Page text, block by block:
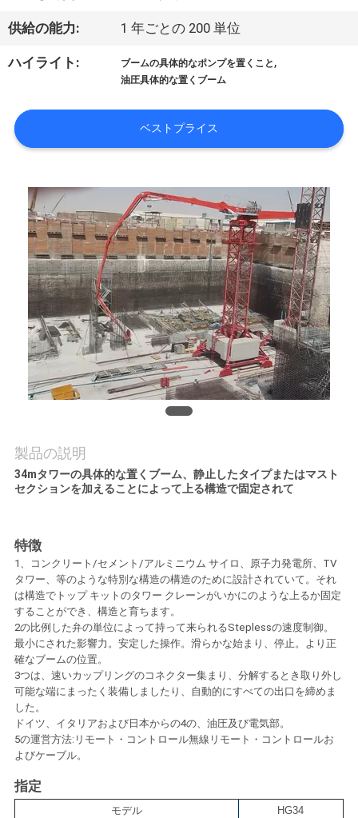
て
工
場
旅
に
連
し
な
さ
い
ニ
ュ
ー
ス
供給の能力: 1 年ごとの 200 単位
ハイライト: ブームの具体的なポンプを置くこと ,
油圧具体的な置くブーム
ベストプライス
製品の説明
34mタワーの具体的な置くブーム、静止したタイプまたはマスト
セクションを加えることによって上る構造で固定されて
特徴
1、コンクリート/セメント/アルミニウム サイロ、原子力発電所、TV
タワー、等のような特別な構造の構造のために設計されていて。それ
は構造でトップ キットのタワー クレーンがいかにのような上るか固定
することができ、構造と育ちます。
2の比例した弁の単位によって持って来られるSteplessの速度制御。
最小にされた影響力。安定した操作。滑らかな始まり、停止。より正
確なブームの位置。
3つは、速いカップリングのコネクター集まり、分解するとき取り外し
可能な端にまったく装備しましたり、自動的にすべての出口を締めま
した。
ドイツ、イタリアおよび日本からの4の、油圧及び電気部。
5の運営方法:リモート・コントロール無線リモート・コントロールお
よびケーブル。
指定
モデル
HG34